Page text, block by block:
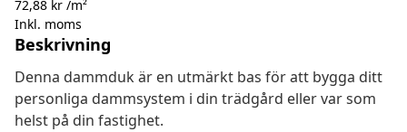
72,88 kr /m²
Inkl. moms
Beskrivning
Denna dammduk är en utmärkt bas för att bygga ditt
personliga dammsystem i din trädgård eller var som
helst på din fastighet.